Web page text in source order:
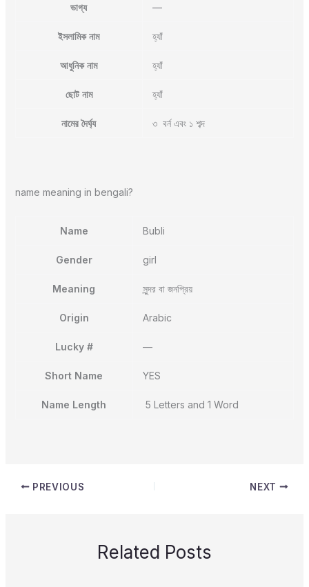
ভাগ্য —
ইসলামিক নাম হ্যাঁ
আধুনিক নাম হ্যাঁ
ছোট নাম হ্যাঁ
নামের দৈর্ঘ্য ৩ বর্ন এবং ১ শব্দ
name meaning in bengali?
Name Bubli
Gender girl
Meaning সুন্দর বা জনপ্রিয়
Origin Arabic
Lucky # —
Short Name YES
Name Length 5 Letters and 1 Word
PREVIOUS NEXT
Related Posts